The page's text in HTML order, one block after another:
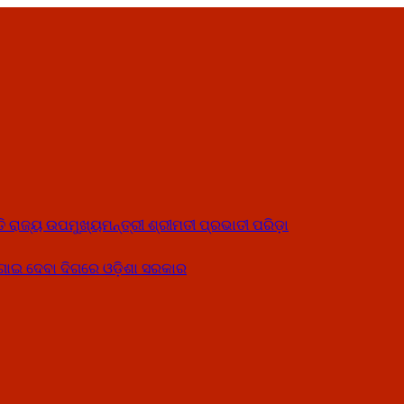
ଉପମୁଖ୍ୟମନ୍ତ୍ରୀ ଶ୍ରୀମତୀ ପ୍ରଭାତୀ ପରିଡ଼ା
ଦେବା ଦିଗରେ ଓଡ଼ିଶା ସରକାର